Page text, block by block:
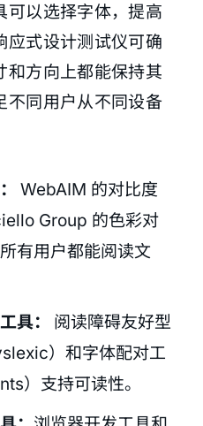
可以选择字体，提高
应式设计测试仪可确
和方向上都能保持其
不同用户从不同设备
WebAIM 的对比度
Group 的色彩对
有用户都能阅读文
具：
阅读障碍友好型
）和字体配对工
）支持可读性。